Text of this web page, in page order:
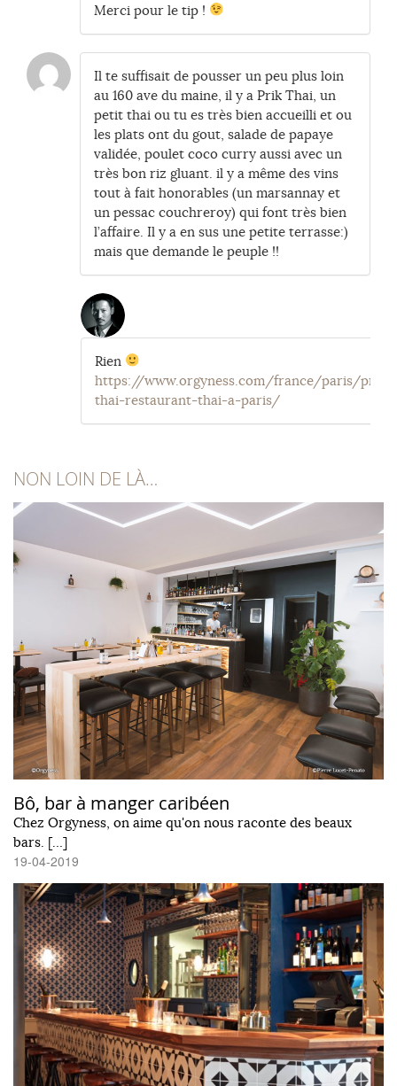
Merci pour le tip !
Il te suffisait de pousser un peu plus loin
au 160 ave du maine, il y a Prik Thai, un
petit thai ou tu es très bien accueilli et ou
les plats ont du gout, salade de papaye
validée, poulet coco curry aussi avec un
très bon riz gluant. il y a même des vins
tout à fait honorables (un marsannay et
un pessac couchreroy) qui font très bien
l’affaire. Il y a en sus une petite terrasse:)
mais que demande le peuple !!
Rien
https://www.orgyness.com/france/paris/prik-
thai-restaurant-thai-a-paris/
NON LOIN DE LÀ…
Bô, bar à manger caribéen
Chez Orgyness, on aime qu'on nous raconte des beaux
bars. […]
19-04-2019